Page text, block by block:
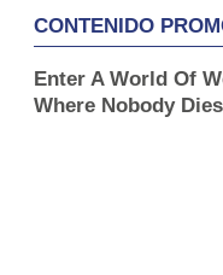
CONTENIDO
Enter A World Of
Where Nobody Dies